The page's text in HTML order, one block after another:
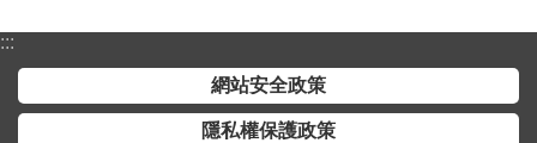
管
理
:::
網站安全政策
隱私權保護政策